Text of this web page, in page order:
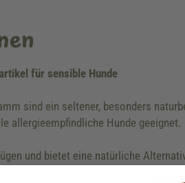
für sensible Hunde
sind ein seltener, besonders
allergieempfindliche Hunde geeignet.
und bietet eine natürliche